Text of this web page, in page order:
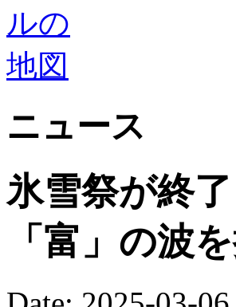
ニュース
氷雪祭が終
「富」の波